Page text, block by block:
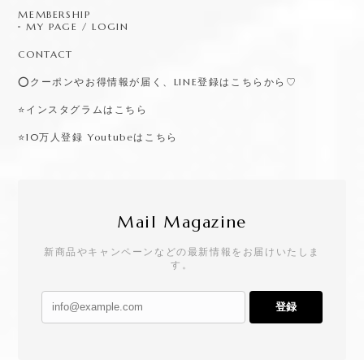
MEMBERSHIP
MY PAGE / LOGIN
CONTACT
⭕️クーポンやお得情報が届く、LINE登録はこちらから♡
⭐️インスタグラムはこちら
⭐️10万人登録 Youtubeはこちら
Mail Magazine
新商品やキャンペーンなどの最新情報をお届けいたしま
す。
登録